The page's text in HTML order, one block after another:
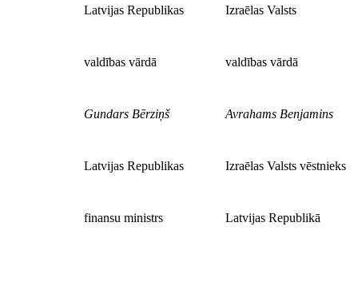
Latvijas Republikas Izraēlas Valsts
valdības vārdā valdības vārdā
Gundars Bērziņš Avrahams Benjamins
Latvijas Republikas Izraēlas Valsts vēstnieks
finansu ministrs Latvijas Republikā